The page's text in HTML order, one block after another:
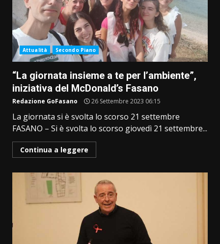
Attualità Secondo Piano
“La giornata insieme a te per l’ambiente”,
iniziativa del McDonald’s Fasano
Redazione GoFasano 26 Settembre 2023 06:15
La giornata si è svolta lo scorso 21 settembre
FASANO – Si è svolta lo scorso giovedì 21 settembre...
Continua a leggere